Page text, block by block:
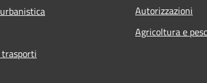
Autorizzazioni
Agricoltura e